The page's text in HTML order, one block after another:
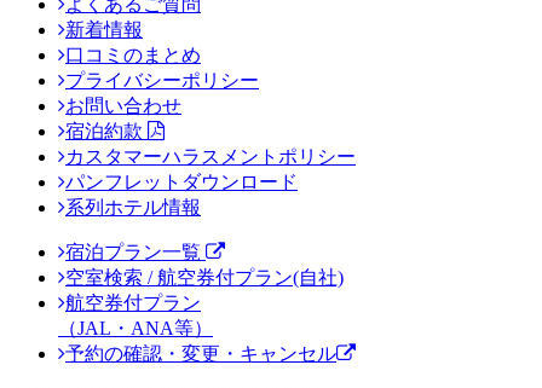
新着情報
口コミのまとめ
プライバシーポリシー
お問い合わせ
宿泊約款
カスタマーハラスメントポリシー
パンフレットダウンロード
系列ホテル情報
宿泊プラン一覧
空室検索 / 航空券付プラン(自社)
航空券付プラン
（JAL・ANA等）
予約の確認・変更・キャンセル